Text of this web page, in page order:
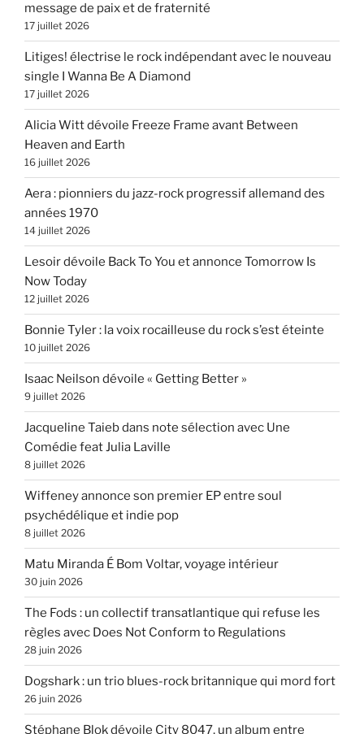
message de paix et de fraternité
17 juillet 2026
Litiges! électrise le rock indépendant avec le nouveau
single I Wanna Be A Diamond
17 juillet 2026
Alicia Witt dévoile Freeze Frame avant Between
Heaven and Earth
16 juillet 2026
Aera : pionniers du jazz-rock progressif allemand des
années 1970
14 juillet 2026
Lesoir dévoile Back To You et annonce Tomorrow Is
Now Today
12 juillet 2026
Bonnie Tyler : la voix rocailleuse du rock s’est éteinte
10 juillet 2026
Isaac Neilson dévoile « Getting Better »
9 juillet 2026
Jacqueline Taieb dans note sélection avec Une
Comédie feat Julia Laville
8 juillet 2026
Wiffeney annonce son premier EP entre soul
psychédélique et indie pop
8 juillet 2026
Matu Miranda É Bom Voltar, voyage intérieur
30 juin 2026
The Fods : un collectif transatlantique qui refuse les
règles avec Does Not Conform to Regulations
28 juin 2026
Dogshark : un trio blues-rock britannique qui mord fort
26 juin 2026
Stéphane Blok dévoile City 8047, un album entre